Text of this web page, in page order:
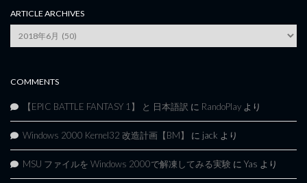
ARTICLE ARCHIVES
Article
Archives
COMMENTS
【EPIC BATTLE FANTASY 1】 と 日本語訳 に RandoPlay より
Windows 2000 Kernel32 改造計画【BM】 に jack より
MSU ファイルを Windows 2000で解凍してみる実験 に Yas より